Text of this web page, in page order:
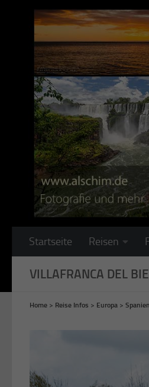
Unter dem Inhalt
Startseite Reisen
VILLAFRANCA DEL
Home > Reise Infos > Europa > Spanien